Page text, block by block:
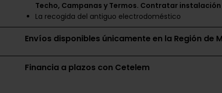
Techo, Campanas y Termos. Contratar
La recogida del antiguo electrodoméstico
Envíos disponibles únicamente en la Región de
Financia a plazos con Cetelem